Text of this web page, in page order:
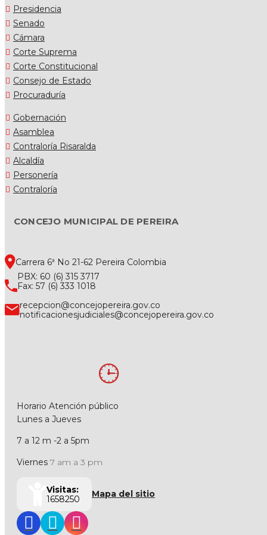
Presidencia
Senado
Cámara
Corte Suprema
Corte Constitucional
Consejo de Estado
Procuraduría
Gobernación
Asamblea
Contraloría Risaralda
Alcaldía
Personería
Contraloría
CONCEJO MUNICIPAL DE PEREIRA
Carrera 6ª No 21-62 Pereira Colombia
PBX: 60 (6) 315 3717
Fax: 57 (6) 333 1018
recepcion@concejopereira.gov.co
notificacionesjudiciales@concejopereira.gov.co
Horario Atención público
Lunes a Jueves
7 a 12 m -2 a 5pm
Viernes 7 am a 3 pm
Visitas:
1658250
Mapa del sitio